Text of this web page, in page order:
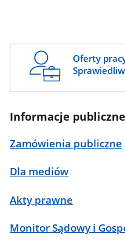
Oferty
Informacje publiczne
Zamówienia publiczne
Dla mediów
Akty prawne
Monitor Sądowy i